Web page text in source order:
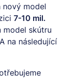
nový model
7-10 mil.
model skútru
na následující